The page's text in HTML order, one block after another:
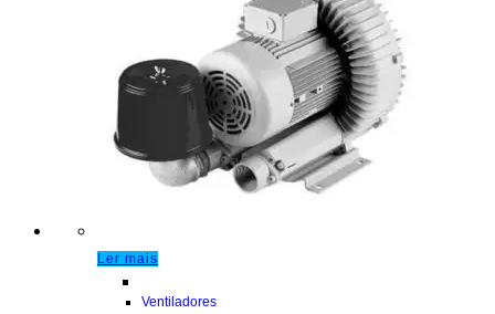
Ler mais
Ventiladores